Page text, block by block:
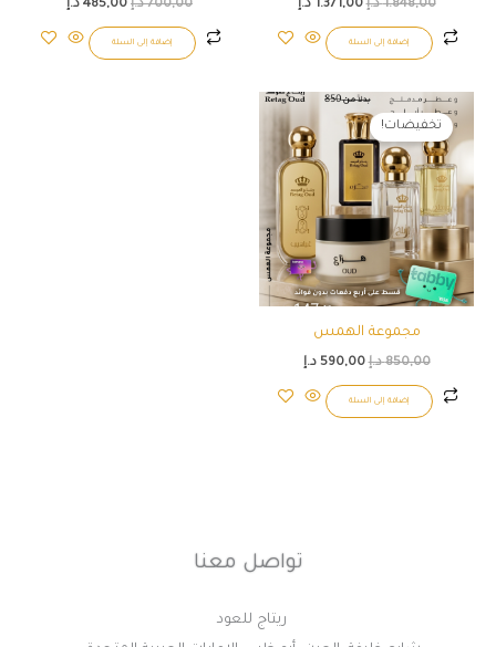
1.848,00 د.إ 1.371,00 د.إ
إضافة إلى السلة
700,00 د.إ 485,00 د.إ
إضافة إلى السلة
تخفيضات!
مجموعة الهمس
850,00 د.إ
السعر
الأصلي
هو:
850,00 د.إ.
590,00 د.إ
السعر
الحالي
هو:
590,00 د.إ.
إضافة إلى السلة
تواصل معنا
ريتاج للعود